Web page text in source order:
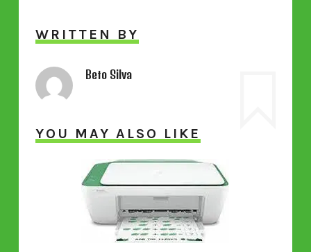
WRITTEN BY
Beto Silva
YOU MAY ALSO LIKE